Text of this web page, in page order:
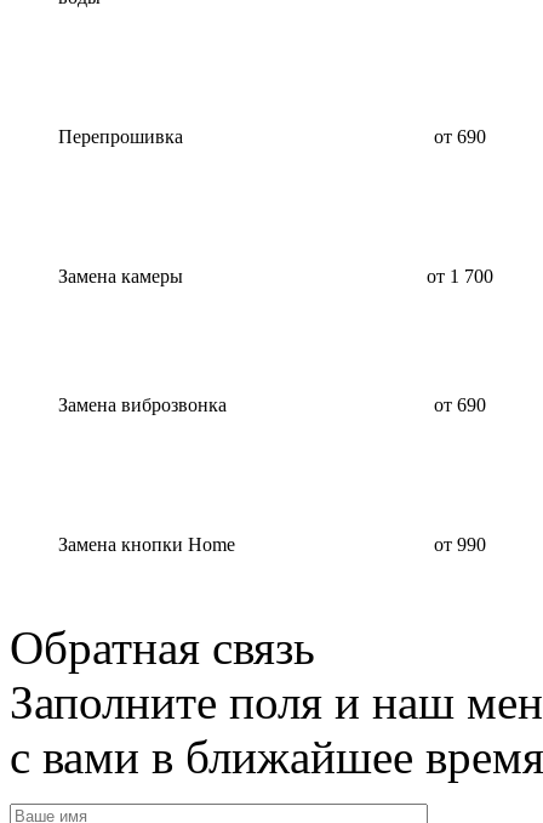
Перепрошивка от 690
Замена камеры от 1 700
Замена виброзвонка от 690
Замена кнопки Home от 990
Обратная связь
Заполните поля и наш
с вами в ближайшее время